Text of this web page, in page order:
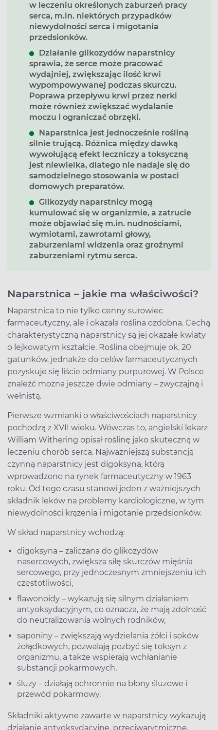
w leczeniu określonych zaburzeń pracy
serca, m.in. niektórych przypadków
niewydolności serca i migotania
przedsionków.
Działanie glikozydów naparstnicy
sprawia, że serce może pracować
wydajniej, zwiększając ilość krwi
wypompowywanej podczas skurczu.
Poprawa przepływu krwi przez nerki
może również zwiększać wydalanie
moczu i ograniczać obrzęki.
Naparstnica jest jednocześnie rośliną
silnie trującą. Różnica między dawką
wywołującą efekt leczniczy a toksyczną
jest niewielka, dlatego nie nadaje się do
samodzielnego stosowania w postaci
domowych preparatów.
Glikozydy naparstnicy mogą
kumulować się w organizmie, a zatrucie
może objawiać się m.in. nudnościami,
wymiotami, zawrotami głowy,
zaburzeniami widzenia oraz groźnymi
zaburzeniami rytmu serca.
Naparstnica – jakie ma właściwości?
Naparstnica to nie tylko cenny surowiec
farmaceutyczny, ale i okazała roślina ozdobna. Cechą
charakterystyczną naparstnicy są jej okazałe kwiaty
o lejkowatym kształcie. Roślina obejmuje ok. 20
gatunków, jednakże do celów farmaceutycznych
pozyskuje się liście odmiany purpurowej. W Polsce
znaleźć można jeszcze dwie odmiany – zwyczajną i
wełnistą.
Pierwsze wzmianki o właściwościach naparstnicy
pochodzą z XVII wieku. Wówczas to, angielski lekarz
William Withering opisał roślinę jako skuteczną w
leczeniu chorób serca. Najważniejszą substancją
czynną naparstnicy jest digoksyna, którą
wprowadzono na rynek farmaceutyczny w 1963
roku. Od tego czasu stanowi jeden z ważniejszych
składnik leków na problemy kardiologiczne, w tym
niewydolności krążenia i migotanie przedsionków.
W skład naparstnicy wchodzą:
digoksyna – zaliczana do glikozydów
nasercowych, zwiększa siłę skurczów mięśnia
sercowego, przy jednoczesnym zmniejszeniu ich
częstotliwości,
flawonoidy – wykazują się silnym działaniem
antyoksydacyjnym, co oznacza, że mają zdolność
do neutralizowania wolnych rodników,
saponiny – zwiększają wydzielania żółci i soków
żołądkowych, pozwalają pozbyć się toksyn z
organizmu, a także wspierają wchłanianie
substancji pokarmowych,
śluzy – działają ochronnie na błony śluzowe i
przewód pokarmowy.
Składniki aktywne zawarte w naparstnicy wykazują
działanie antyoksydacyjne, przeciwarytmiczne,